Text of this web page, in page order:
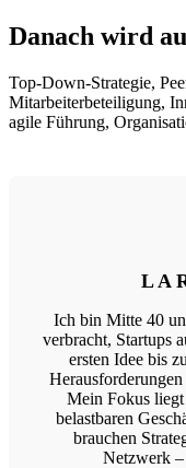
Danach wird
Top-Down-Strategie,
Mitarbeiterbeteiligung,
agile Führung,
Ich bin Mitte 40
verbracht, Startups
ersten Idee bis
Mein Fokus liegt
belastbaren
brauchen
Netzwerk –